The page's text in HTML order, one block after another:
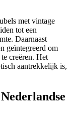
met vintage
tot een
Daarnaast
geïntegreerd om
creëren. Het
aantrekkelijk is,